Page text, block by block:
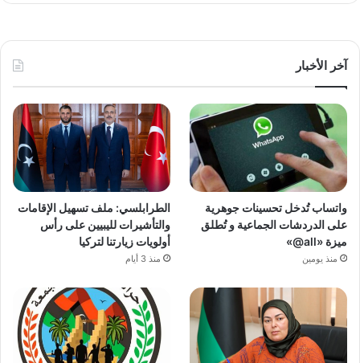
آخر الأخبار
واتساب تُدخل تحسينات جوهرية
على الدردشات الجماعية و تُطلق
ميزة «all@»
منذ يومين
الطرابلسي: ملف تسهيل الإقامات
والتأشيرات لليبيين على رأس
أولويات زيارتنا لتركيا
منذ 3 أيام